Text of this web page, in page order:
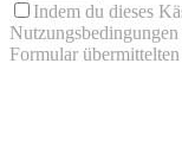
Indem du dieses
Formular